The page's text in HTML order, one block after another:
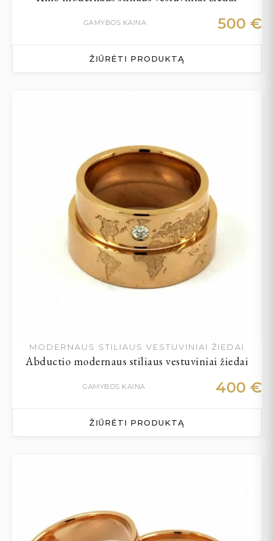
GAMYBOS KAINA 500 €
ŽIŪRĖTI PRODUKTĄ
MODERNAUS STILIAUS VESTUVINIAI ŽIEDAI
Abductio modernaus stiliaus vestuviniai žiedai
GAMYBOS KAINA 400 €
ŽIŪRĖTI PRODUKTĄ